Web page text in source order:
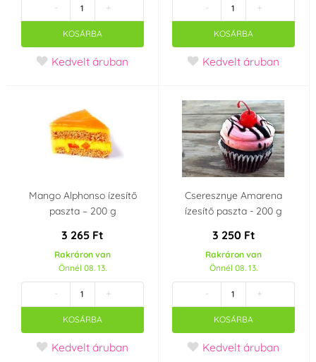
Kék (4) Kékeszöld (2)
Zöld (3) Sárga (2)
Gyártó kijelentetés
Nem tartalmaz AZO
festékeket ( AZO
free)
(2)
Gluténmentes termék
- gluténmentes
(Gluten free)
Anélkül, genetikailag
módosított
összetevőket (GMO-
mentes) (4)
Származási ország
- +
KOSÁRBA
Kedvelt áruban
- +
KOSÁRBA
Kedvelt áruban
Mango Alphonso ízesítő
paszta – 200 g
3 265 Ft
Rakráron van
Önnél 08. 13.
- +
KOSÁRBA
Kedvelt áruban
Cseresznye Amarena
ízesítő paszta - 200 g
3 250 Ft
Rakráron van
Önnél 08. 13.
- +
KOSÁRBA
Kedvelt áruban